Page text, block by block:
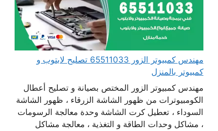
مهندس كمبيوتر الزور 65511033 تصليح لابتوب و
كمبيوتر بالمنزل
مهندس كمبيوتر الزور المختص بصيانة و تصليح أعطال
الكومبيوترات من ظهور الشاشة الزرقاء ، ظهور الشاشة
السوداء ، تعطيل كرت الشاشة وحدة معالجة الرسومات
، مشاكل وحدات الطاقة و التغذية ، معالجة مشاكل